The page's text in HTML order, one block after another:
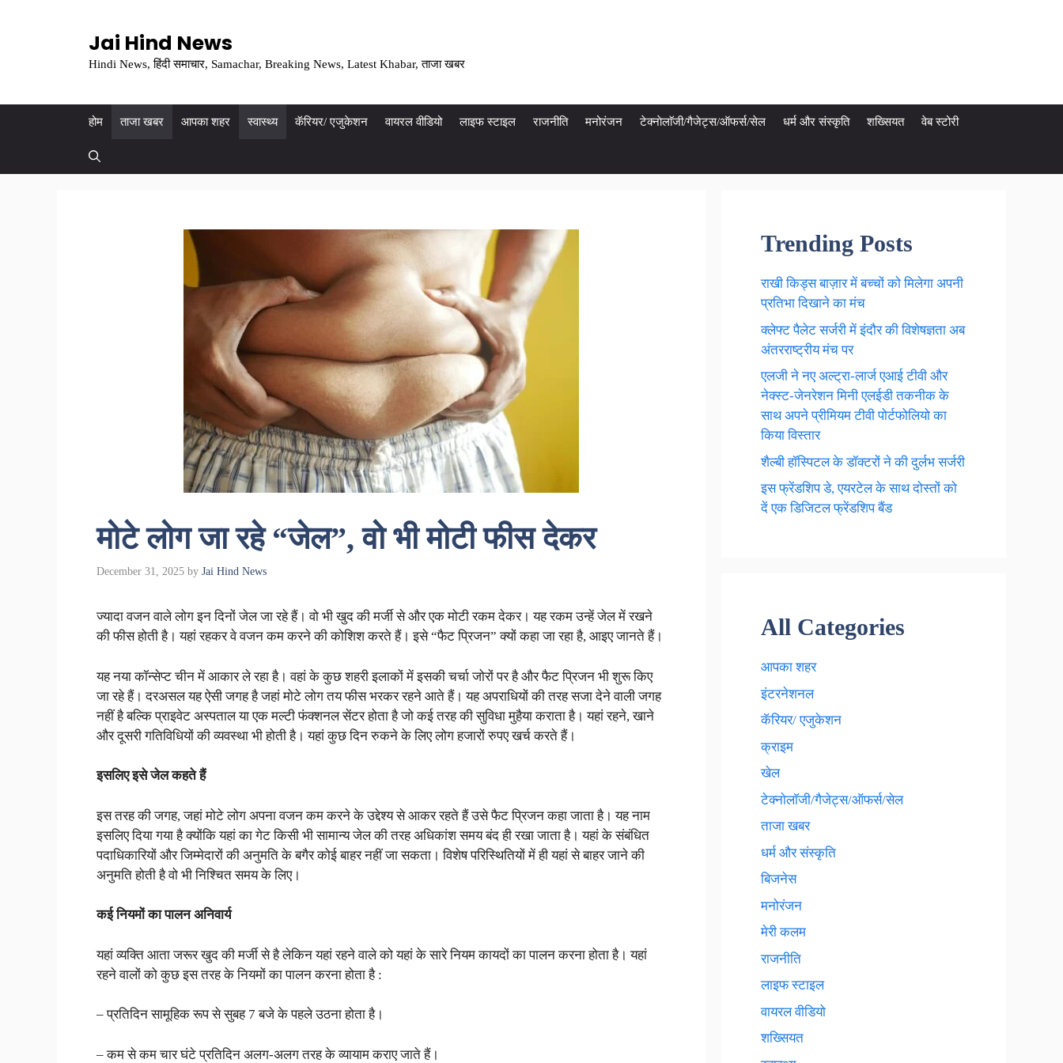
Jai Hind News
Hindi News, हिंदी समाचार, Samachar, Breaking News, Latest Khabar, ताजा खबर
होम ताजा खबर आपका शहर स्वास्थ्य कॅरियर/ एजुकेशन वायरल वीडियो लाइफ स्टाइल राजनीति मनोरंजन टेक्नाेलाॅजी/गैजेट्स/ऑफर्स/सेल धर्म और संस्कृति शख्सियत वेब स्टोरी
मोटे लोग जा रहे “जेल”, वो भी मोटी फीस देकर
December 31, 2025 by Jai Hind News
ज्यादा वजन वाले लोग इन दिनों जेल जा रहे हैं। वो भी खुद की मर्जी से और एक मोटी रकम देकर। यह रकम उन्हें जेल में रखने
की फीस होती है। यहां रहकर वे वजन कम करने की कोशिश करते हैं। इसे “फैट प्रिजन” क्यों कहा जा रहा है, आइए जानते हैं।
यह नया कॉन्सेप्ट चीन में आकार ले रहा है। वहां के कुछ शहरी इलाकों में इसकी चर्चा जोरों पर है और फैट प्रिजन भी शुरू किए
जा रहे हैं। दरअसल यह ऐसी जगह है जहां मोटे लोग तय फीस भरकर रहने आते हैं। यह अपराधियों की तरह सजा देने वाली जगह
नहीं है बल्कि प्राइवेट अस्पताल या एक मल्टी फंक्शनल सेंटर होता है जो कई तरह की सुविधा मुहैया कराता है। यहां रहने, खाने
और दूसरी गतिविधियों की व्यवस्था भी होती है। यहां कुछ दिन रुकने के लिए लोग हजारों रुपए खर्च करते हैं।
इसलिए इसे जेल कहते हैं
इस तरह की जगह, जहां मोटे लोग अपना वजन कम करने के उद्देश्य से आकर रहते हैं उसे फैट प्रिजन कहा जाता है। यह नाम
इसलिए दिया गया है क्योंकि यहां का गेट किसी भी सामान्य जेल की तरह अधिकांश समय बंद ही रखा जाता है। यहां के संबंधित
पदाधिकारियों और जिम्मेदारों की अनुमति के बगैर कोई बाहर नहीं जा सकता। विशेष परिस्थितियों में ही यहां से बाहर जाने की
अनुमति होती है वो भी निश्चित समय के लिए।
कई नियमों का पालन अनिवार्य
यहां व्यक्ति आता जरूर खुद की मर्जी से है लेकिन यहां रहने वाले को यहां के सारे नियम कायदों का पालन करना होता है। यहां
रहने वालों को कुछ इस तरह के नियमों का पालन करना होता है :
– प्रतिदिन सामूहिक रूप से सुबह 7 बजे के पहले उठना होता है।
– कम से कम चार घंटे प्रतिदिन अलग-अलग तरह के व्यायाम कराए जाते हैं।
Trending Posts
राखी किड्स बाज़ार में बच्चों को मिलेगा अपनी
प्रतिभा दिखाने का मंच
क्लेफ्ट पैलेट सर्जरी में इंदौर की विशेषज्ञता अब
अंतरराष्ट्रीय मंच पर
एलजी ने नए अल्ट्रा-लार्ज एआई टीवी और
नेक्स्ट-जेनरेशन मिनी एलईडी तकनीक के
साथ अपने प्रीमियम टीवी पोर्टफोलियो का
किया विस्तार
शैल्बी हॉस्पिटल के डॉक्टरों ने की दुर्लभ सर्जरी
इस फ्रेंडशिप डे, एयरटेल के साथ दोस्तों को
दें एक डिजिटल फ्रेंडशिप बैंड
All Categories
आपका शहर
इंटरनेशनल
कॅरियर/ एजुकेशन
क्राइम
खेल
टेक्नाेलाॅजी/गैजेट्स/ऑफर्स/सेल
ताजा खबर
धर्म और संस्कृति
बिजनेस
मनोरंजन
मेरी कलम
राजनीति
लाइफ स्टाइल
वायरल वीडियो
शख्सियत